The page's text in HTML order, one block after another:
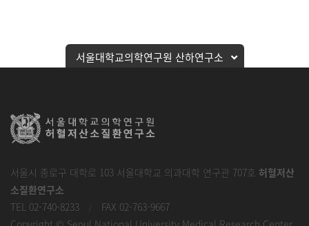
서울대학교의학연구원 산하연구소
서울시 종로구 대학로 103 서울대학교 의과대학 연구관 707호 허혈저산
소질환연구소
TEL 02-740-8233
/
FAX 02-763-9667